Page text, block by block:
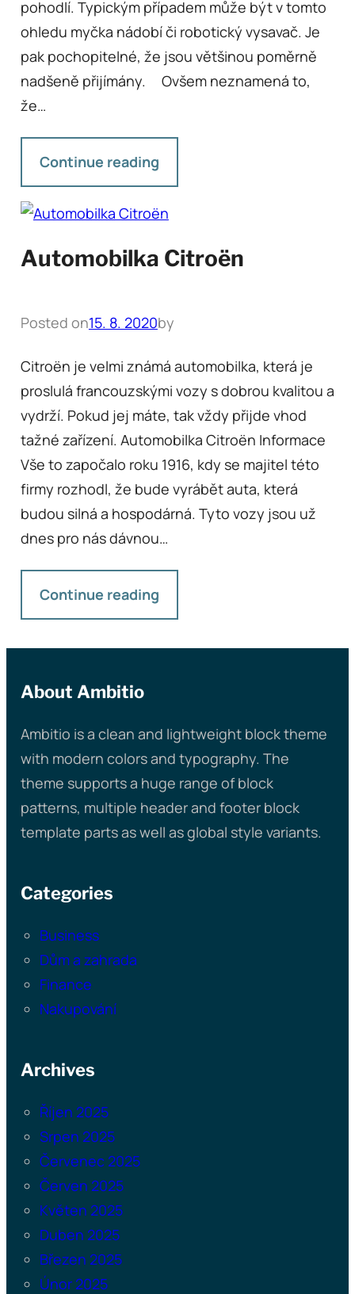
pohodlí. Typickým případem může být v tomto
ohledu myčka nádobí či robotický vysavač. Je
pak pochopitelné, že jsou většinou poměrně
nadšeně přijímány. Ovšem neznamená to,
že…
Continue reading
Automobilka Citroën
Posted on15. 8. 2020by
Citroën je velmi známá automobilka, která je
proslulá francouzskými vozy s dobrou kvalitou a
vydrží. Pokud jej máte, tak vždy přijde vhod
tažné zařízení. Automobilka Citroën Informace
Vše to započalo roku 1916, kdy se majitel této
firmy rozhodl, že bude vyrábět auta, která
budou silná a hospodárná. Tyto vozy jsou už
dnes pro nás dávnou…
Continue reading
About Ambitio
Ambitio is a clean and lightweight block theme
with modern colors and typography. The
theme supports a huge range of block
patterns, multiple header and footer block
template parts as well as global style variants.
Categories
Business
Dům a zahrada
Finance
Nakupování
Archives
Říjen 2025
Srpen 2025
Červenec 2025
Červen 2025
Květen 2025
Duben 2025
Březen 2025
Únor 2025